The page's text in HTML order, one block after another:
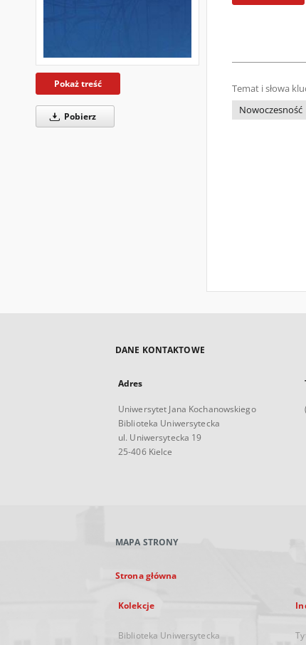
Pokaż treść
Pobierz
Temat i słowa
Nowoczesność
DANE KONTAKTOWE
Adres
Uniwersytet Jana Kochanowskiego
Biblioteka Uniwersytecka
ul. Uniwersytecka 19
25-406 Kielce
MAPA STRONY
Strona główna
Kolekcje
Biblioteka Uniwersytecka